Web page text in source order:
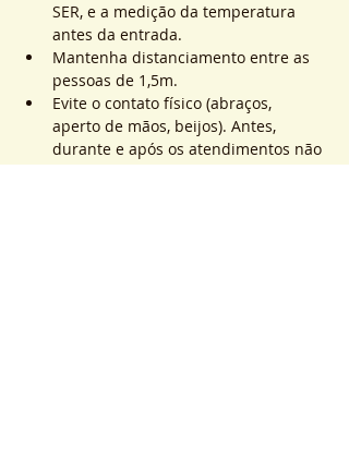
SER, e a medição da temperatura
antes da entrada.
Mantenha distanciamento entre as
pessoas de 1,5m.
Evite o contato físico (abraços,
aperto de mãos, beijos). Antes,
durante e após os atendimentos não
realizaremos toques.